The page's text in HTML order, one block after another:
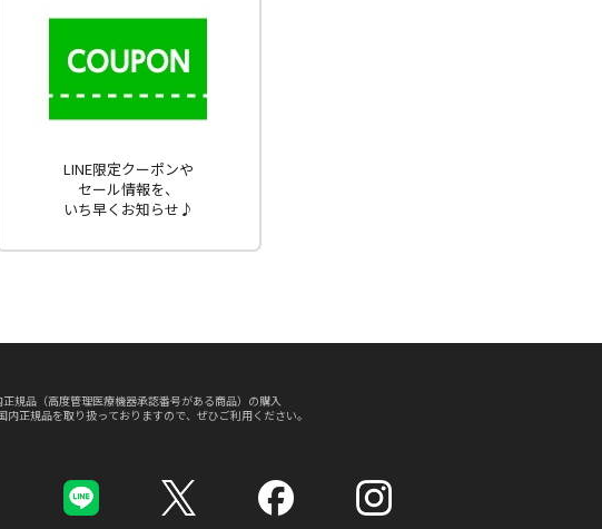
LINE限定クーポンや
セール情報を、
いち早くお知らせ♪
品（高度管理医療機器承認番号がある商品）の購入
正規品を取り扱っておりますので、ぜひご利用ください。